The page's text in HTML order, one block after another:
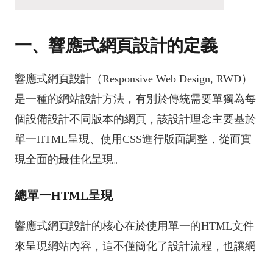
一、響應式網頁設計的定義
響應式網頁設計（Responsive Web Design, RWD）
是一種的網站設計方法，有別於傳統需要單獨為每
個設備設計不同版本的網頁，該設計理念主要基於
單一HTML呈現、使用CSS進行版面調整，從而實
現全面的最佳化呈現。
總單一HTML呈現
響應式網頁設計的核心在於使用單一的HTML文件
來呈現網站內容，這不僅簡化了設計流程，也讓網